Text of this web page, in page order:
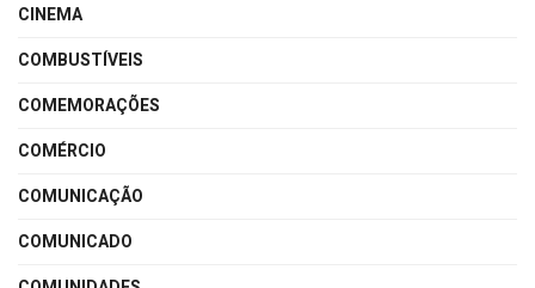
CINEMA
COMBUSTÍVEIS
COMEMORAÇÕES
COMÉRCIO
COMUNICAÇÃO
COMUNICADO